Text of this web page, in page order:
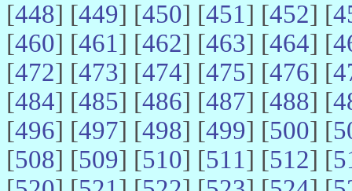
[448] [449] [450] [451] [452] [
[460] [461] [462] [463] [464] [
[472] [473] [474] [475] [476] [
[484] [485] [486] [487] [488] [
[496] [497] [498] [499] [500] [
[508] [509] [510] [511] [512] [